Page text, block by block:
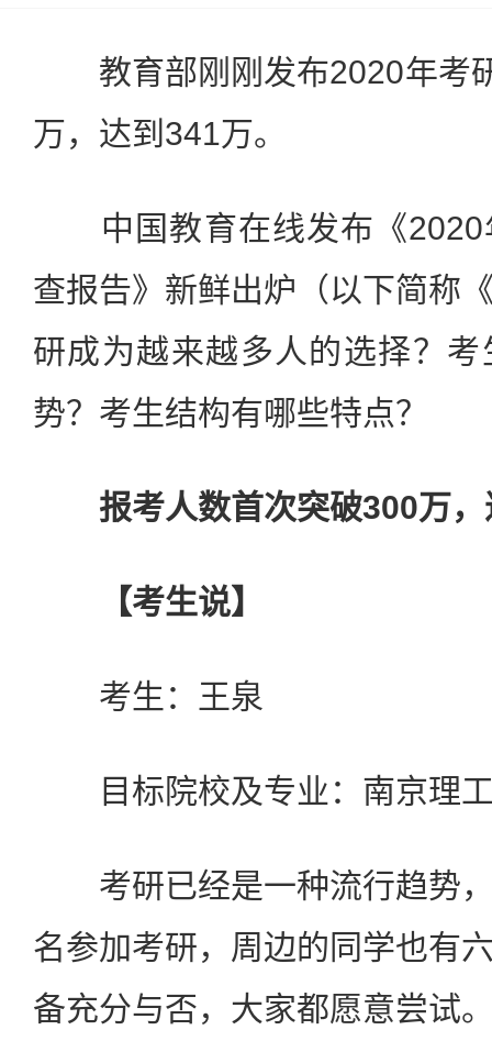
教育部刚刚发布2020年考
万，达到341万。
中国教育在线发布《2020
查报告》新鲜出炉（以下简称
研成为越来越多人的选择？
势？考生结构有哪些特点？
报考人数首次突破300万
【考生说】
考生：王泉
目标院校及专业：南京理工
考研已经是一种流行趋势，
名参加考研，周边的同学也有
备充分与否，大家都愿意尝试